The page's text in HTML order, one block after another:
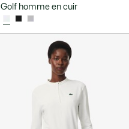
Golf homme en cuir